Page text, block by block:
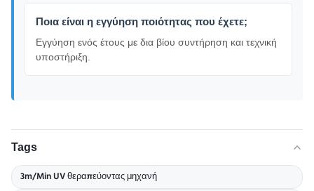
Ποια είναι η εγγύηση ποιότητας που έχετε;
Εγγύηση ενός έτους με δια βίου συντήρηση και τεχνική
υποστήριξη.
Tags
3m/Min UV θεραπεύοντας μηχανή